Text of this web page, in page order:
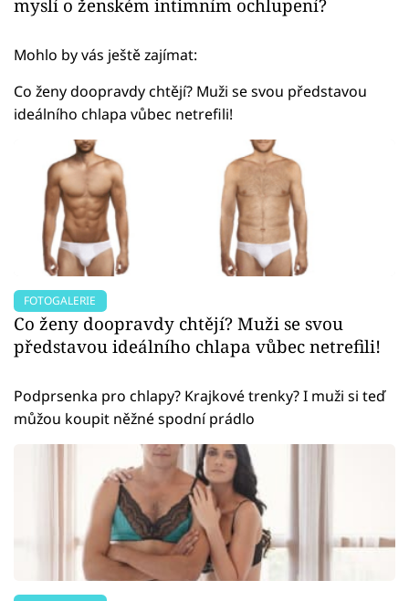
myslí o ženském intimním ochlupení?
Mohlo by vás ještě zajímat:
Co ženy doopravdy chtějí? Muži se svou představou
ideálního chlapa vůbec netrefili!
FOTOGALERIE
Co ženy doopravdy chtějí? Muži se svou
představou ideálního chlapa vůbec netrefili!
Podprsenka pro chlapy? Krajkové trenky? I muži si teď
můžou koupit něžné spodní prádlo